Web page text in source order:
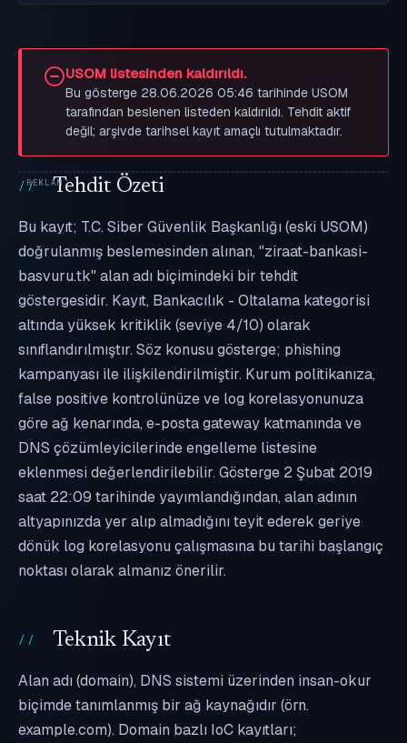
USOM listesinden kaldırıldı.
Bu gösterge 28.06.2026 05:46 tarihinde USOM
tarafından beslenen listeden kaldırıldı. Tehdit aktif
değil; arşivde tarihsel kayıt amaçlı tutulmaktadır.
Tehdit Özeti
Bu kayıt; T.C. Siber Güvenlik Başkanlığı (eski USOM)
doğrulanmış beslemesinden alınan, "ziraat-bankasi-
basvuru.tk" alan adı biçimindeki bir tehdit
göstergesidir. Kayıt, Bankacılık - Oltalama kategorisi
altında yüksek kritiklik (seviye 4/10) olarak
sınıflandırılmıştır. Söz konusu gösterge; phishing
kampanyası ile ilişkilendirilmiştir. Kurum politikanıza,
false positive kontrolünüze ve log korelasyonunuza
göre ağ kenarında, e-posta gateway katmanında ve
DNS çözümleyicilerinde engelleme listesine
eklenmesi değerlendirilebilir. Gösterge 2 Şubat 2019
saat 22:09 tarihinde yayımlandığından, alan adının
altyapınızda yer alıp almadığını teyit ederek geriye
dönük log korelasyonu çalışmasına bu tarihi başlangıç
noktası olarak almanız önerilir.
Teknik Kayıt
Alan adı (domain), DNS sistemi üzerinden insan-okur
biçimde tanımlanmış bir ağ kaynağıdır (örn.
example.com). Domain bazlı IoC kayıtları;